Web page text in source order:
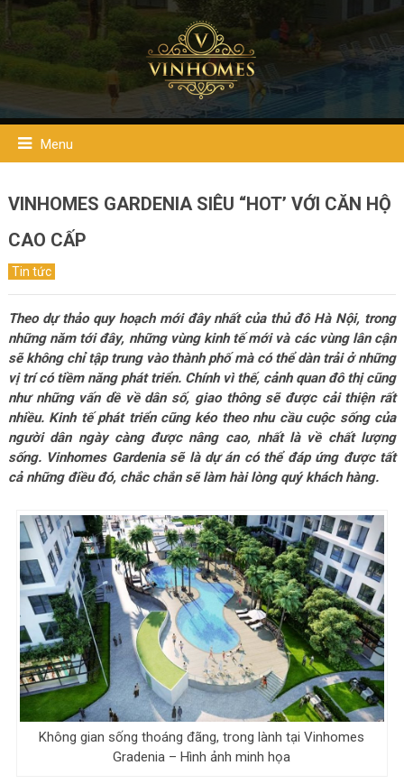
Menu
VINHOMES GARDENIA SIÊU “HOT’ VỚI CĂN HỘ
CAO CẤP
Tin tức
Theo dự thảo quy hoạch mới đây nhất của thủ đô Hà Nội, trong
những năm tới đây, những vùng kinh tế mới và các vùng lân cận
sẽ không chỉ tập trung vào thành phố mà có thể dàn trải ở những
vị trí có tiềm năng phát triển. Chính vì thế, cảnh quan đô thị cũng
như những vấn dề về dân số, giao thông sẽ được cải thiện rất
nhiều. Kinh tế phát triển cũng kéo theo nhu cầu cuộc sống của
người dân ngày càng được nâng cao, nhất là về chất lượng
sống. Vinhomes Gardenia sẽ là dự án có thể đáp ứng được tất
cả những điều đó, chắc chắn sẽ làm hài lòng quý khách hàng.
Không gian sống thoáng đãng, trong lành tại Vinhomes
Gradenia – Hình ảnh minh họa